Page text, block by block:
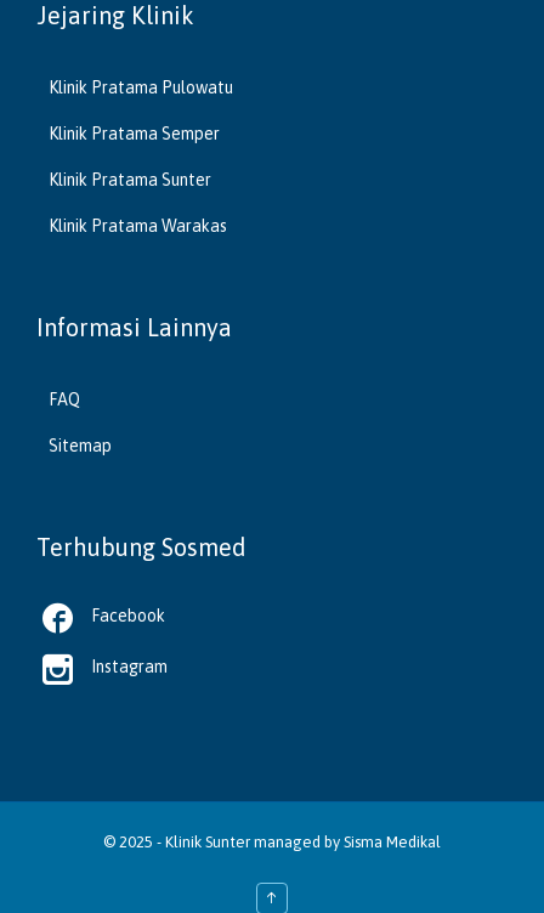
Jejaring Klinik
Klinik Pratama Pulowatu
Klinik Pratama Semper
Klinik Pratama Sunter
Klinik Pratama Warakas
Informasi Lainnya
FAQ
Sitemap
Terhubung Sosmed
 Facebook
 Instagram
© 2025 - Klinik Suntermanaged by Sisma Medikal
↑